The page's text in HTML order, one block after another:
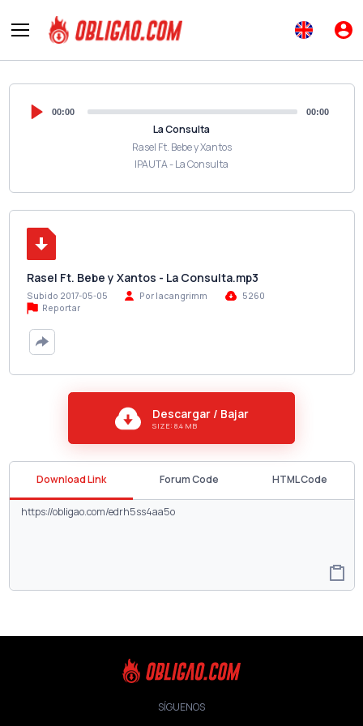
00:00 00:00
La Consulta
Rasel Ft. Bebe y Xantos
IPAUTA - La Consulta
Rasel Ft. Bebe y Xantos - La Consulta.mp3
Subido 2017-05-05 Por lacangrimm
5260
Reportar
Descargar / Bajar
SIZE: 8.4 MB
Download Link Forum Code HTML Code
SÍGUENOS